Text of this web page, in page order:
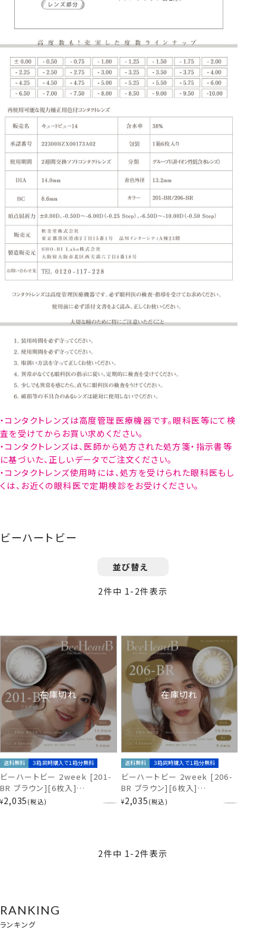
・コンタクトレンズは高度管理医療機器です。眼科医等にて検
査を受けてからお買い求めください。
・コンタクトレンズは、医師から処方された処方箋・指示書等
に基づいた、正しいデータでご注文ください。
・コンタクトレンズ使用時には、処方を受けられた眼科医もし
くは、お近くの眼科医で定期検診をお受けください。
ビーハートビー
並び替え
2件中 1- 2件表示
在庫切れ
送料無料 ３箱同時購入で１箱分無料
ビーハートビー 2week [201-
BR ブラウン][6枚入]
BeeHeartB BHB48898
¥2,035 税込
在庫切れ
送料無料 ３箱同時購入で１箱分無料
ビーハートビー 2week [206-
BR ブラウン][6枚入]
BeeHeartB BHB48930
¥2,035 税込
2件中 1 - 2件表示
RANKING
ランキング